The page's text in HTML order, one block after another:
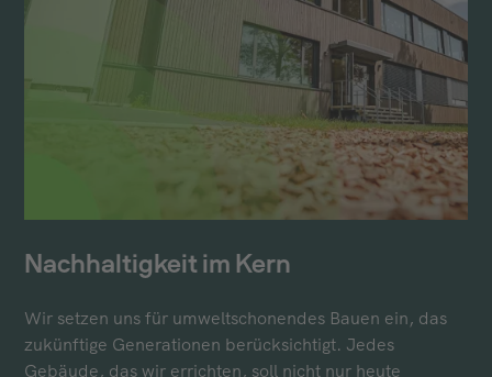
Nachhaltigkeit im Kern
Wir setzen uns für umweltschonendes Bauen ein, das
zukünftige Generationen berücksichtigt. Jedes
Gebäude, das wir errichten, soll nicht nur heute